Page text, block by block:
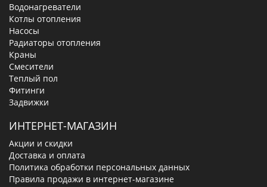
Водонагреватели
Котлы отопления
Насосы
Радиаторы отопления
Краны
Смесители
Теплый пол
Фитинги
Задвижки
ИНТЕРНЕТ-МАГАЗИН
Акции и скидки
Доставка и оплата
Политика обработки персональных данных
Правила продажи в интернет-магазине